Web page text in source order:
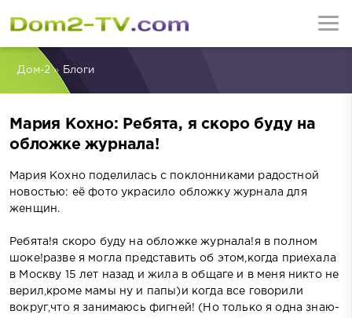
Дом-2» Блоги
Мария Кохно: Ребята, я скоро буду на
обложке журнала!
Мария Кохно поделилась с поклонниками радостной
новостью: её фото украсило обложку журнала для
женщин.
Ребята!я скоро буду на обложке журнала!я в полном
шоке!разве я могла представить об этом,когда приехала
в Москву 15 лет назад и жила в общаге и в меня никто не
верил,кроме мамы ну и папы)и когда все говорили
вокруг,что я занимаюсь фигней! (Но только я одна знаю-